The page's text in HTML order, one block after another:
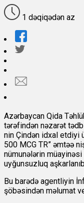
1 dəqiqədən az
Azərbaycan Qida
tərəfindən nəzarət
nin Çindən idxal etdiyi
500 MCG TR” əmtəə
nümunələrin
uyğunsuzluq
Bu barədə agentliyin
şöbəsindən məlumat